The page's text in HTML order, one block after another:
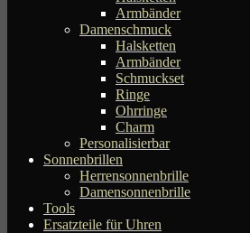
Armbänder
Damenschmuck
Halsketten
Armbänder
Schmuckset
Ringe
Ohrringe
Charm
Personalisierbar
Sonnenbrillen
Herrensonnenbrille
Damensonnenbrille
Tools
Ersatzteile für Uhren